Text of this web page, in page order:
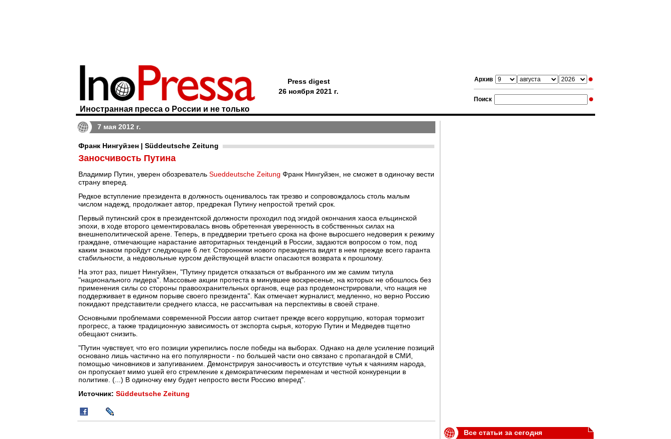
Архив
Поиск
Иностранная пресса о России и не только
Press digest
26 ноября 2021 г.
7 мая 2012 г.
Франк Нингуйзен | Süddeutsche Zeitung
Заносчивость Путина
Владимир Путин, уверен обозреватель Sueddeutsche Zeitung Франк Нингуйзен, не сможет в одиночку вести
страну вперед.
Редкое вступление президента в должность оценивалось так трезво и сопровождалось столь малым
числом надежд, продолжает автор, предрекая Путину непростой третий срок.
Первый путинский срок в президентской должности проходил под эгидой окончания хаоса ельцинской
эпохи, в ходе второго цементировалась вновь обретенная уверенность в собственных силах на
внешнеполитической арене. Теперь, в преддверии третьего срока на фоне выросшего недоверия к режиму
граждане, отмечающие нарастание авторитарных тенденций в России, задаются вопросом о том, под
каким знаком пройдут следующие 6 лет. Сторонники нового президента видят в нем прежде всего гаранта
стабильности, а недовольные курсом действующей власти опасаются возврата к прошлому.
На этот раз, пишет Нингуйзен, "Путину придется отказаться от выбранного им же самим титула
"национального лидера". Массовые акции протеста в минувшее воскресенье, на которых не обошлось без
применения силы со стороны правоохранительных органов, еще раз продемонстрировали, что нация не
поддерживает в едином порыве своего президента". Как отмечает журналист, медленно, но верно Россию
покидают представители среднего класса, не рассчитывая на перспективы в своей стране.
Основными проблемами современной России автор считает прежде всего коррупцию, которая тормозит
прогресс, а также традиционную зависимость от экспорта сырья, которую Путин и Медведев тщетно
обещают снизить.
"Путин чувствует, что его позиции укрепились после победы на выборах. Однако на деле усиление позиций
основано лишь частично на его популярности - по большей части оно связано с пропагандой в СМИ,
помощью чиновников и запугиванием. Демонстрируя заносчивость и отсутствие чутья к чаяниям народа,
он пропускает мимо ушей его стремление к демократическим переменам и честной конкуренции в
политике. (...) В одиночку ему будет непросто вести Россию вперед".
Источник: Süddeutsche Zeitung
Все статьи за сегодня